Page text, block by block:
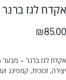
אקדח לגז ברנר
₪85.00
אקדח לגז ברנר – מבער
יצירה, זכוכית, קמפינג